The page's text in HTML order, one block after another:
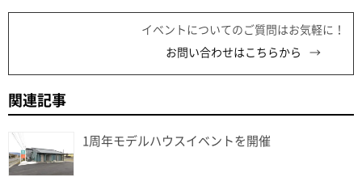
イベントについてのご質問はお気軽に！
お問い合わせはこちらから
関連記事
1周年モデルハウスイベントを開催